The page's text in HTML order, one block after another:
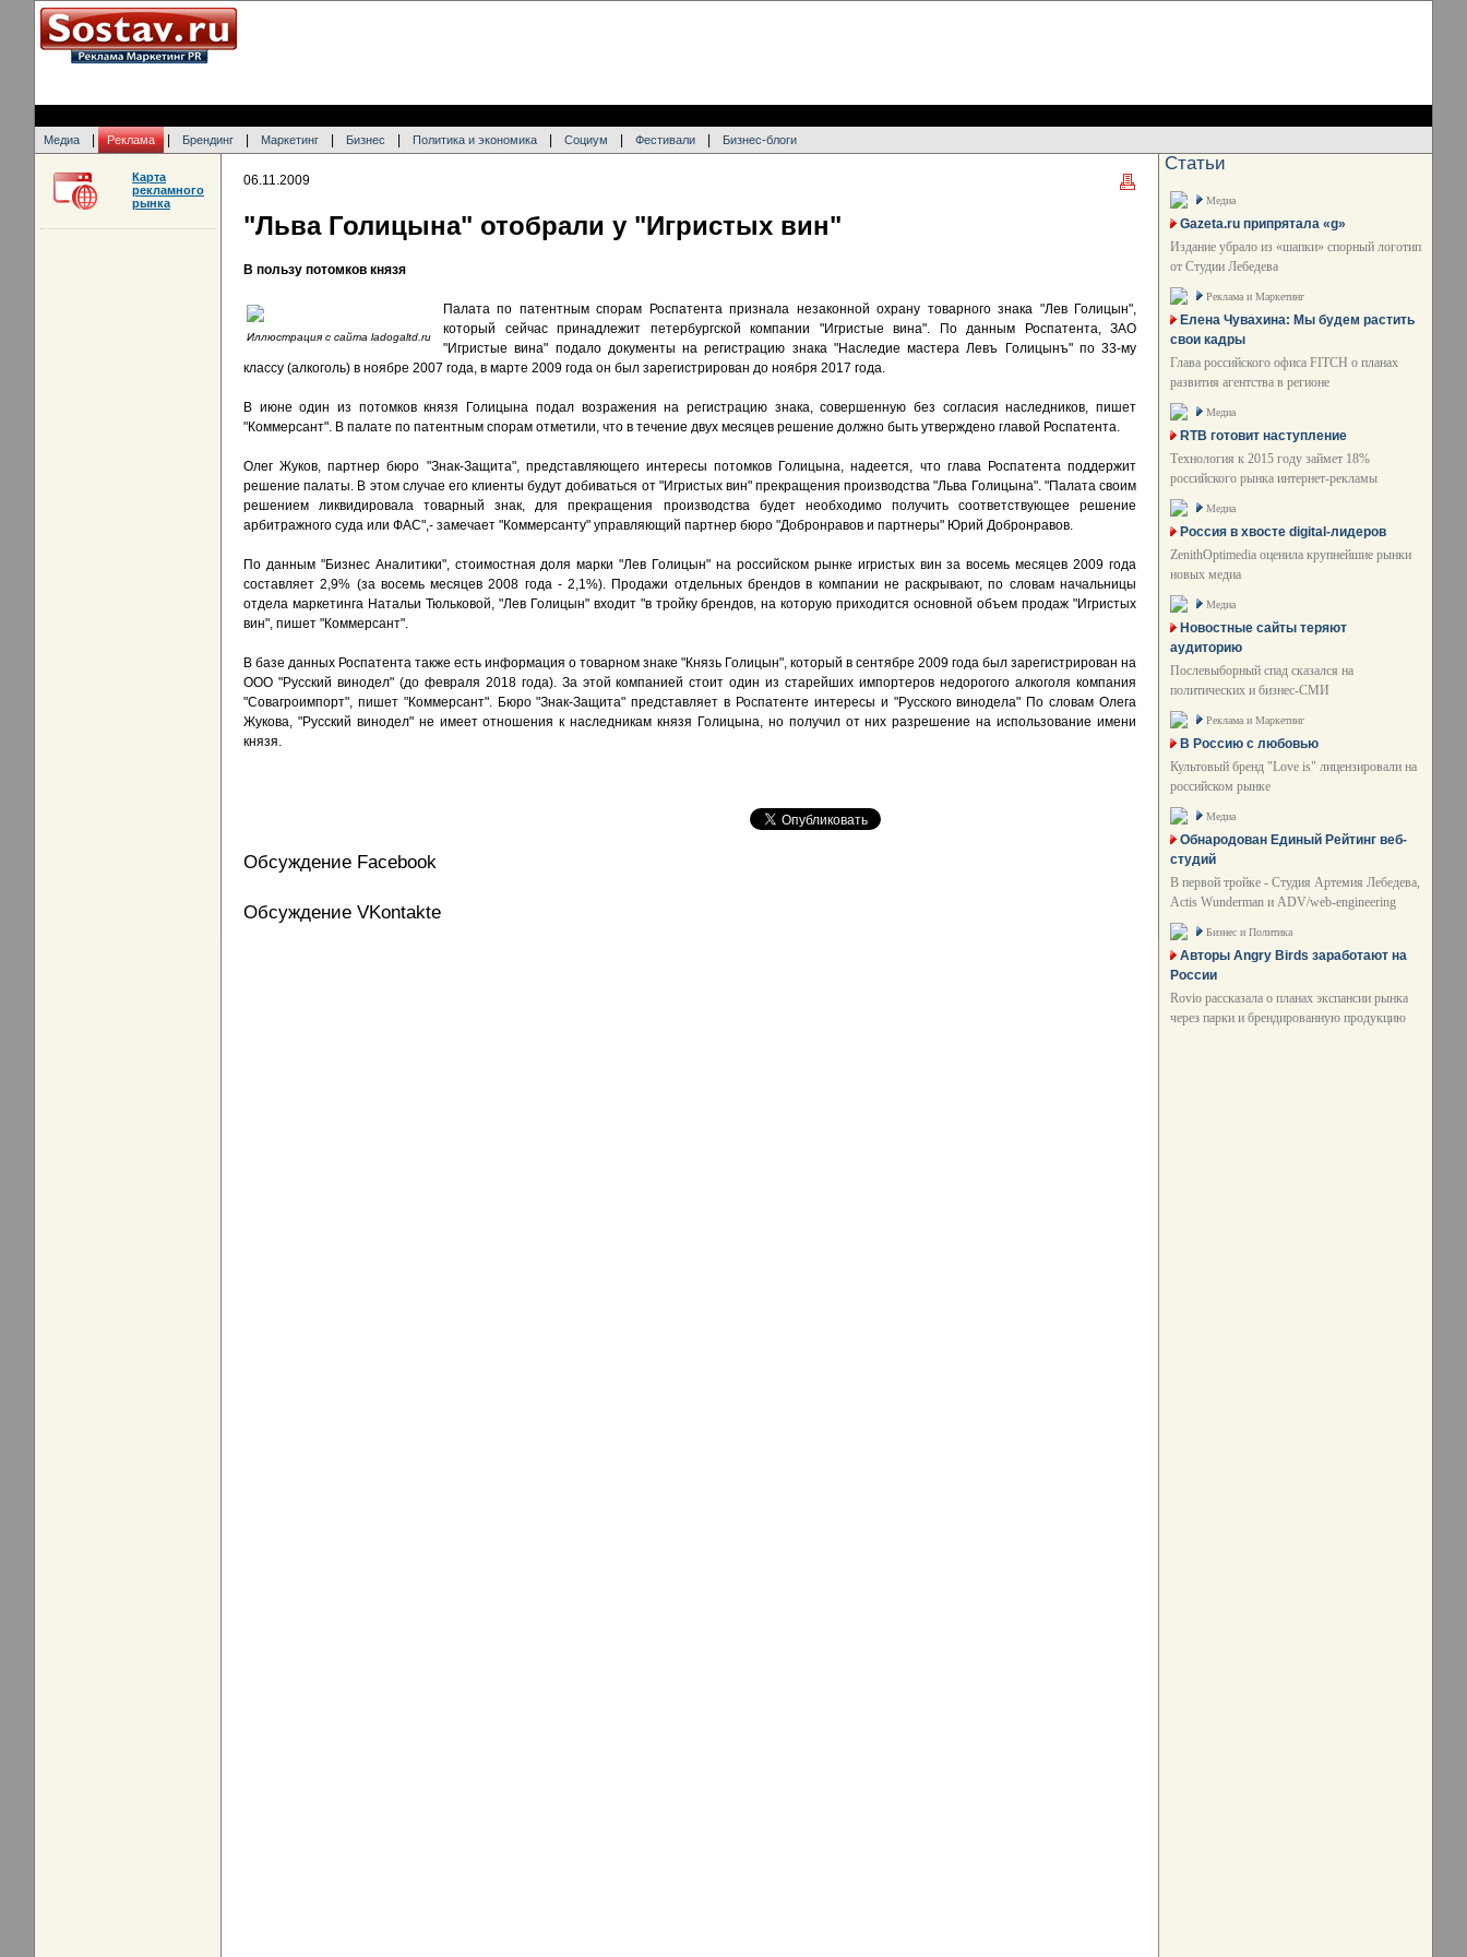
Медиа Реклама Брендинг Маркетинг Бизнес Политика и экономика Социум Фестивали Бизнес-блоги
06.11.2009
"Льва Голицына" отобрали у "Игристых вин"
В пользу потомков князя
Иллюстрация с сайта ladogaltd.ru
Палата по патентным спорам Роспатента признала незаконной охрану товарного знака "Лев Голицын",
который сейчас принадлежит петербургской компании "Игристые вина". По данным Роспатента, ЗАО
"Игристые вина" подало документы на регистрацию знака "Наследие мастера Левъ Голицынъ" по 33-му
классу (алкоголь) в ноябре 2007 года, в марте 2009 года он был зарегистрирован до ноября 2017 года.
В июне один из потомков князя Голицына подал возражения на регистрацию знака, совершенную без согласия наследников, пишет
"Коммерсант". В палате по патентным спорам отметили, что в течение двух месяцев решение должно быть утверждено главой Роспатента.
Олег Жуков, партнер бюро "Знак-Защита", представляющего интересы потомков Голицына, надеется, что глава Роспатента поддержит
решение палаты. В этом случае его клиенты будут добиваться от "Игристых вин" прекращения производства "Льва Голицына". "Палата своим
решением ликвидировала товарный знак, для прекращения производства будет необходимо получить соответствующее решение
арбитражного суда или ФАС",- замечает "Коммерсанту" управляющий партнер бюро "Добронравов и партнеры" Юрий Добронравов.
По данным "Бизнес Аналитики", стоимостная доля марки "Лев Голицын" на российском рынке игристых вин за восемь месяцев 2009 года
составляет 2,9% (за восемь месяцев 2008 года - 2,1%). Продажи отдельных брендов в компании не раскрывают, по словам начальницы
отдела маркетинга Натальи Тюльковой, "Лев Голицын" входит "в тройку брендов, на которую приходится основной объем продаж "Игристых
вин", пишет "Коммерсант".
В базе данных Роспатента также есть информация о товарном знаке "Князь Голицын", который в сентябре 2009 года был зарегистрирован на
ООО "Русский винодел" (до февраля 2018 года). За этой компанией стоит один из старейших импортеров недорогого алкоголя компания
"Совагроимпорт", пишет "Коммерсант". Бюро "Знак-Защита" представляет в Роспатенте интересы и "Русского винодела" По словам Олега
Жукова, "Русский винодел" не имеет отношения к наследникам князя Голицына, но получил от них разрешение на использование имени
князя.
Обсуждение Facebook
Обсуждение VKontakte
Карта
рекламного
рынка
Статьи
Медиа
Gazeta.ru припрятала «g»
Издание убрало из «шапки» спорный логотип
от Студии Лебедева
Реклама и Маркетинг
Елена Чувахина: Мы будем растить
свои кадры
Глава российского офиса FITCH о планах
развития агентства в регионе
Медиа
RTB готовит наступление
Технология к 2015 году займет 18%
российского рынка интернет-рекламы
Медиа
Россия в хвосте digital-лидеров
ZenithOptimedia оценила крупнейшие рынки
новых медиа
Медиа
Новостные сайты теряют
аудиторию
Послевыборный спад сказался на
политических и бизнес-СМИ
Реклама и Маркетинг
В Россию с любовью
Культовый бренд "Love is" лицензировали на
российском рынке
Медиа
Обнародован Единый Рейтинг веб-
студий
В первой тройке - Студия Артемия Лебедева,
Actis Wunderman и ADV/web-engineering
Бизнес и Политика
Авторы Angry Birds заработают на
России
Rovio рассказала о планах экспансии рынка
через парки и брендированную продукцию